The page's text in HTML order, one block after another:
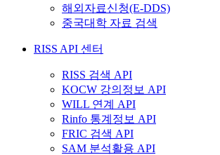
해외자료신청(E-DDS)
중국대학 자료 검색
RISS API 센터
RISS 검색 API
KOCW 강의정보 API
WILL 연계 API
Rinfo 통계정보 API
FRIC 검색 API
SAM 분석활용 API